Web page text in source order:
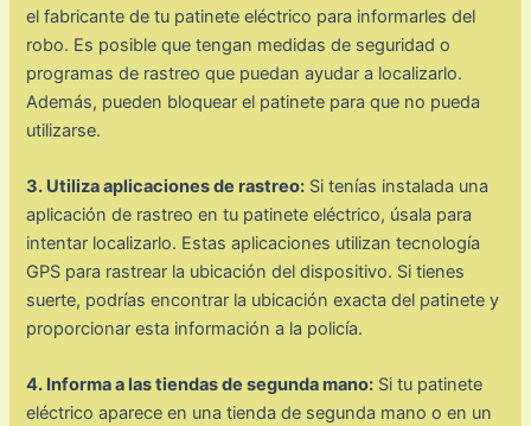
el fabricante de tu patinete eléctrico para informarles del
robo. Es posible que tengan medidas de seguridad o
programas de rastreo que puedan ayudar a localizarlo.
Además, pueden bloquear el patinete para que no pueda
utilizarse.
3. Utiliza aplicaciones de rastreo: Si tenías instalada una
aplicación de rastreo en tu patinete eléctrico, úsala para
intentar localizarlo. Estas aplicaciones utilizan tecnología
GPS para rastrear la ubicación del dispositivo. Si tienes
suerte, podrías encontrar la ubicación exacta del patinete y
proporcionar esta información a la policía.
4. Informa a las tiendas de segunda mano: Si tu patinete
eléctrico aparece en una tienda de segunda mano o en un